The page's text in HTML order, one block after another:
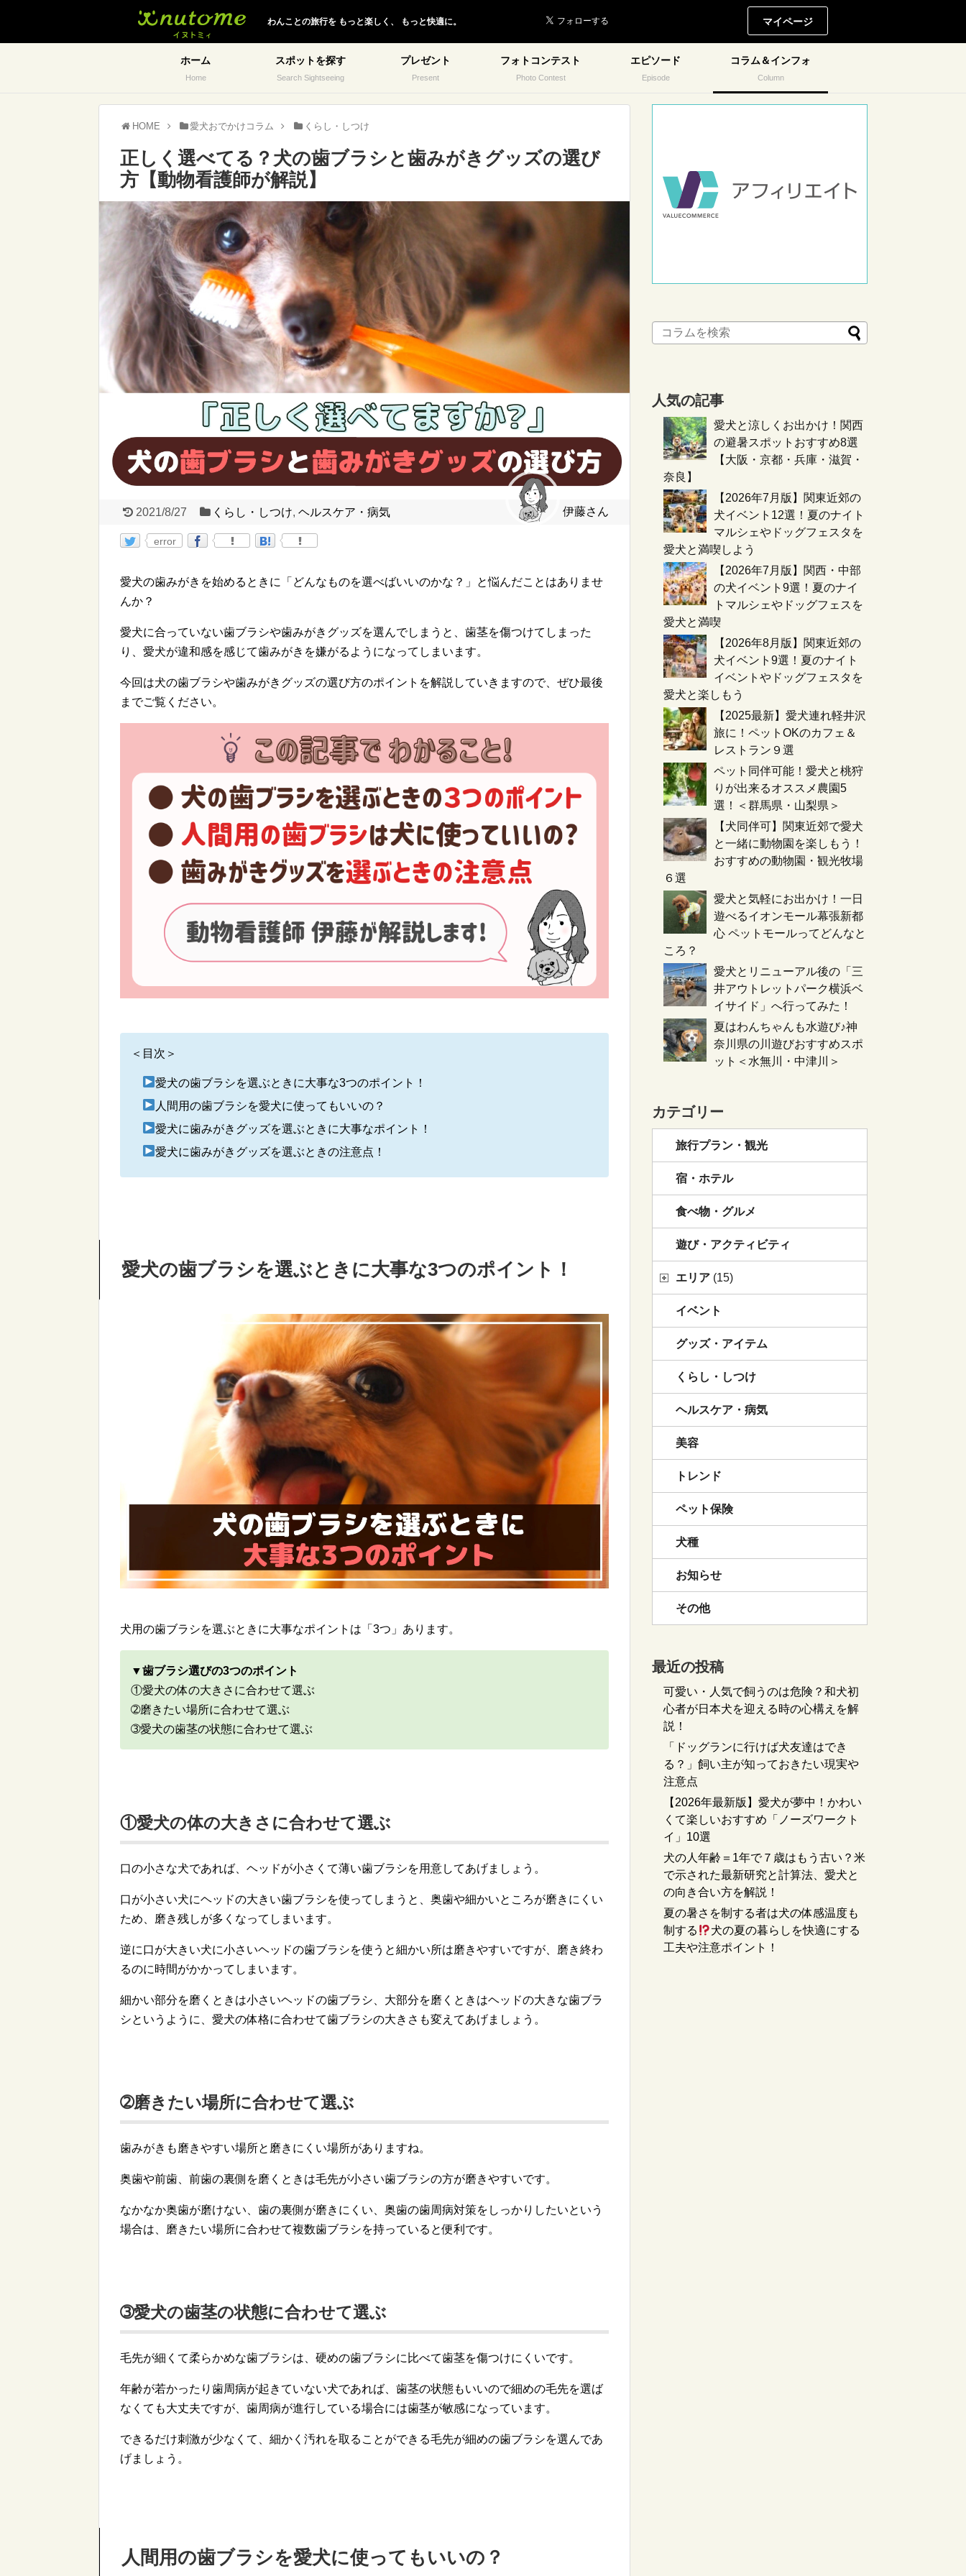
わんことの旅行を もっと楽しく、 もっと快適に。 マイページ
ホーム
Home
スポットを探す
Search Sightseeing
プレゼント
Present
フォトコンテスト
Photo Contest
エピソード
Episode
コラム＆インフォ
Column
HOME 愛犬おでかけコラム くらし・しつけ
正しく選べてる？犬の歯ブラシと歯みがきグッズの選び
方【動物看護師が解説】
伊藤さん
2021/8/27 くらし・しつけ,ヘルスケア・病気
error
愛犬の歯みがきを始めるときに「どんなものを選べばいいのかな？」と悩んだことはありませ
んか？
愛犬に合っていない歯ブラシや歯みがきグッズを選んでしまうと、歯茎を傷つけてしまった
り、愛犬が違和感を感じて歯みがきを嫌がるようになってしまいます。
今回は犬の歯ブラシや歯みがきグッズの選び方のポイントを解説していきますので、ぜひ最後
までご覧ください。
＜目次＞
愛犬の歯ブラシを選ぶときに大事な3つのポイント！
人間用の歯ブラシを愛犬に使ってもいいの？
愛犬に歯みがきグッズを選ぶときに大事なポイント！
愛犬に歯みがきグッズを選ぶときの注意点！
愛犬の歯ブラシを選ぶときに大事な3つのポイント！
犬用の歯ブラシを選ぶときに大事なポイントは「3つ」あります。
▼歯ブラシ選びの3つのポイント
①愛犬の体の大きさに合わせて選ぶ
➁磨きたい場所に合わせて選ぶ
➂愛犬の歯茎の状態に合わせて選ぶ
①愛犬の体の大きさに合わせて選ぶ
口の小さな犬であれば、ヘッドが小さくて薄い歯ブラシを用意してあげましょう。
口が小さい犬にヘッドの大きい歯ブラシを使ってしまうと、奥歯や細かいところが磨きにくい
ため、磨き残しが多くなってしまいます。
逆に口が大きい犬に小さいヘッドの歯ブラシを使うと細かい所は磨きやすいですが、磨き終わ
るのに時間がかかってしまいます。
細かい部分を磨くときは小さいヘッドの歯ブラシ、大部分を磨くときはヘッドの大きな歯ブラ
シというように、愛犬の体格に合わせて歯ブラシの大きさも変えてあげましょう。
➁磨きたい場所に合わせて選ぶ
歯みがきも磨きやすい場所と磨きにくい場所がありますね。
奥歯や前歯、前歯の裏側を磨くときは毛先が小さい歯ブラシの方が磨きやすいです。
なかなか奥歯が磨けない、歯の裏側が磨きにくい、奥歯の歯周病対策をしっかりしたいという
場合は、磨きたい場所に合わせて複数歯ブラシを持っていると便利です。
➂愛犬の歯茎の状態に合わせて選ぶ
毛先が細くて柔らかめな歯ブラシは、硬めの歯ブラシに比べて歯茎を傷つけにくいです。
年齢が若かったり歯周病が起きていない犬であれば、歯茎の状態もいいので細めの毛先を選ば
なくても大丈夫ですが、歯周病が進行している場合には歯茎が敏感になっています。
できるだけ刺激が少なくて、細かく汚れを取ることができる毛先が細めの歯ブラシを選んであ
げましょう。
人間用の歯ブラシを愛犬に使ってもいいの？
人気の記事
愛犬と涼しくお出かけ！関西
の避暑スポットおすすめ8選
【大阪・京都・兵庫・滋賀・
奈良】
【2026年7月版】関東近郊の
犬イベント12選！夏のナイト
マルシェやドッグフェスタを
愛犬と満喫しよう
【2026年7月版】関西・中部
の犬イベント9選！夏のナイ
トマルシェやドッグフェスを
愛犬と満喫
【2026年8月版】関東近郊の
犬イベント9選！夏のナイト
イベントやドッグフェスタを
愛犬と楽しもう
【2025最新】愛犬連れ軽井沢
旅に！ペットOKのカフェ＆
レストラン９選
ペット同伴可能！愛犬と桃狩
りが出来るオススメ農園5
選！＜群馬県・山梨県＞
【犬同伴可】関東近郊で愛犬
と一緒に動物園を楽しもう！
おすすめの動物園・観光牧場
６選
愛犬と気軽にお出かけ！一日
遊べるイオンモール幕張新都
心 ペットモールってどんなと
ころ？
愛犬とリニューアル後の「三
井アウトレットパーク横浜ベ
イサイド」へ行ってみた！
夏はわんちゃんも水遊び♪神
奈川県の川遊びおすすめスポ
ット＜水無川・中津川＞
カテゴリー
旅行プラン・観光
宿・ホテル
食べ物・グルメ
遊び・アクティビティ
エリア (15)
イベント
グッズ・アイテム
くらし・しつけ
ヘルスケア・病気
美容
トレンド
ペット保険
犬種
お知らせ
その他
最近の投稿
可愛い・人気で飼うのは危険？和犬初
心者が日本犬を迎える時の心構えを解
説！
「ドッグランに行けば犬友達はでき
る？」飼い主が知っておきたい現実や
注意点
【2026年最新版】愛犬が夢中！かわい
くて楽しいおすすめ「ノーズワークト
イ」10選
犬の人年齢＝1年で７歳はもう古い？米
で示された最新研究と計算法、愛犬と
の向き合い方を解説！
夏の暑さを制する者は犬の体感温度も
制する
犬の夏の暮らしを快適にする
工夫や注意ポイント！